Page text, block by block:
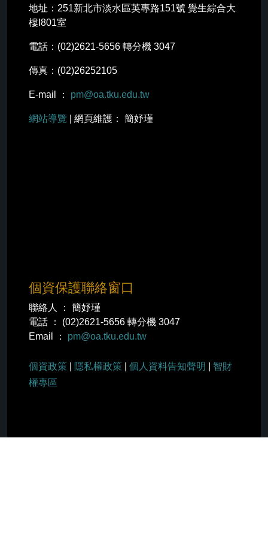
地址：251新北市淡水區英專路151號 覺生綜合大
樓I801室
電話：(02)2621-5656 轉分機 3047
傳真：(02)26252105
E-mail ： pm@oa.tku.edu.tw
網站導覽 | 網頁維護： 簡妤瑾
個資保護聯絡窗口
聯絡人 ： 簡妤瑾
電話 ： (02)2621-5656 轉分機 3047
Email ： pm@oa.tku.edu.tw
個資政策 隱私權政策 個人資料告知聲明
智財
權專區